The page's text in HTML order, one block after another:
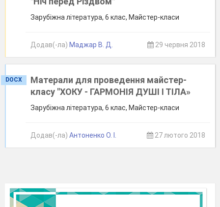
Зарубіжна література, 6 клас, Майстер-класи
Додав(-ла) Маджар В. Д. 29 червня 2018
DOCX
Матерали для проведення майстер-
класу "ХОКУ - ГАРМОНІЯ ДУШІ І ТІЛА»
Зарубіжна література, 6 клас, Майстер-класи
Додав(-ла) Антоненко О. І. 27 лютого 2018